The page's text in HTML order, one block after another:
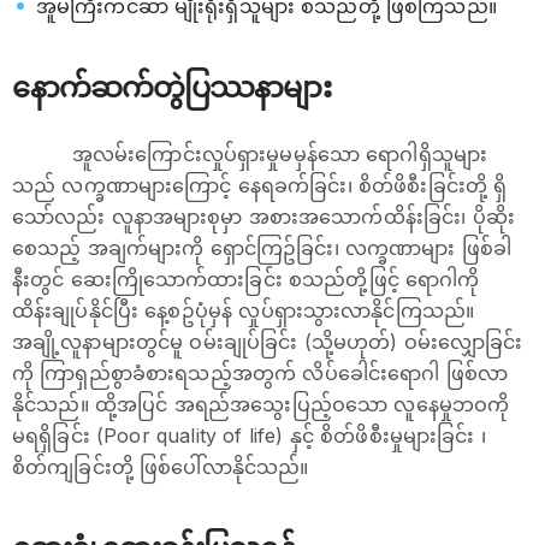
အူမကြီးကင်ဆာ မျိုးရိုးရှိသူများ စသည်တို့ ဖြစ်ကြသည်။
နောက်ဆက်တွဲပြဿနာများ
အူလမ်းကြောင်းလှုပ်ရှားမှုမမှန်သော ရောဂါရှိသူများ
သည် လက္ခဏာများကြောင့် နေရခက်ခြင်း၊ စိတ်ဖိစီးခြင်းတို့ ရှိ
သော်လည်း လူနာအများစုမှာ အစားအသောက်ထိန်းခြင်း၊ ပိုဆိုး
စေသည့် အချက်များကို ရှောင်ကြဥ်ခြင်း၊ လက္ခဏာများ ဖြစ်ခါ
နီးတွင် ဆေးကြိုသောက်ထားခြင်း စသည်တို့ဖြင့် ရောဂါကို
ထိန်းချုပ်နိုင်ပြီး နေ့စဥ်ပုံမှန် လှုပ်ရှားသွားလာနိုင်ကြသည်။
အချို့လူနာများတွင်မူ ဝမ်းချုပ်ခြင်း (သို့မဟုတ်) ဝမ်းလျှောခြင်း
ကို ကြာရှည်စွာခံစားရသည့်အတွက် လိပ်ခေါင်းရောဂါ ဖြစ်လာ
နိုင်သည်။ ထို့အပြင် အရည်အသွေးပြည့်ဝသော လူနေမှုဘဝကို
မရရှိခြင်း (Poor quality of life) နှင့် စိတ်ဖိစီးမှုများခြင်း ၊
စိတ်ကျခြင်းတို့ ဖြစ်ပေါ်လာနိုင်သည်။